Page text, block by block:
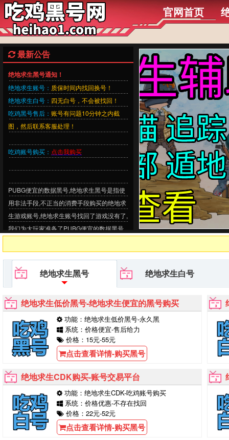
官网首页
最新公告
绝地求生黑号通知！
绝地求生账号： 质保时间内找回换号！
绝地求生白号： 四无白号，不会被找回！
吃鸡黑号售后： 账号有问题10分钟之内截
图，然后联系客服处理！
吃鸡账号购买： 点击我购买
PUBG便宜的数据黑号,绝地求生黑号是指使
用非法手段,不正当的消费手段购买的绝地求
生游戏账号,绝地求生账号找回了游戏没有了,
我们为大玩家准备了PUBG便宜的数据黑号,
绝地求生黑号 绝地求生白号
绝地求生低价黑号-绝地求生便宜的黑号购买
功能：绝地求生低价黑号-永久黑
系统：价格便宜-售后给力
价格：15元-55元
点击查看详情-购买黑号
绝地求生CDK购买-账号交易平台
功能：绝地求生CDK-吃鸡账号购买
系统：价格优惠-不存在找回
价格：22元-52元
点击查看详情-购买黑号